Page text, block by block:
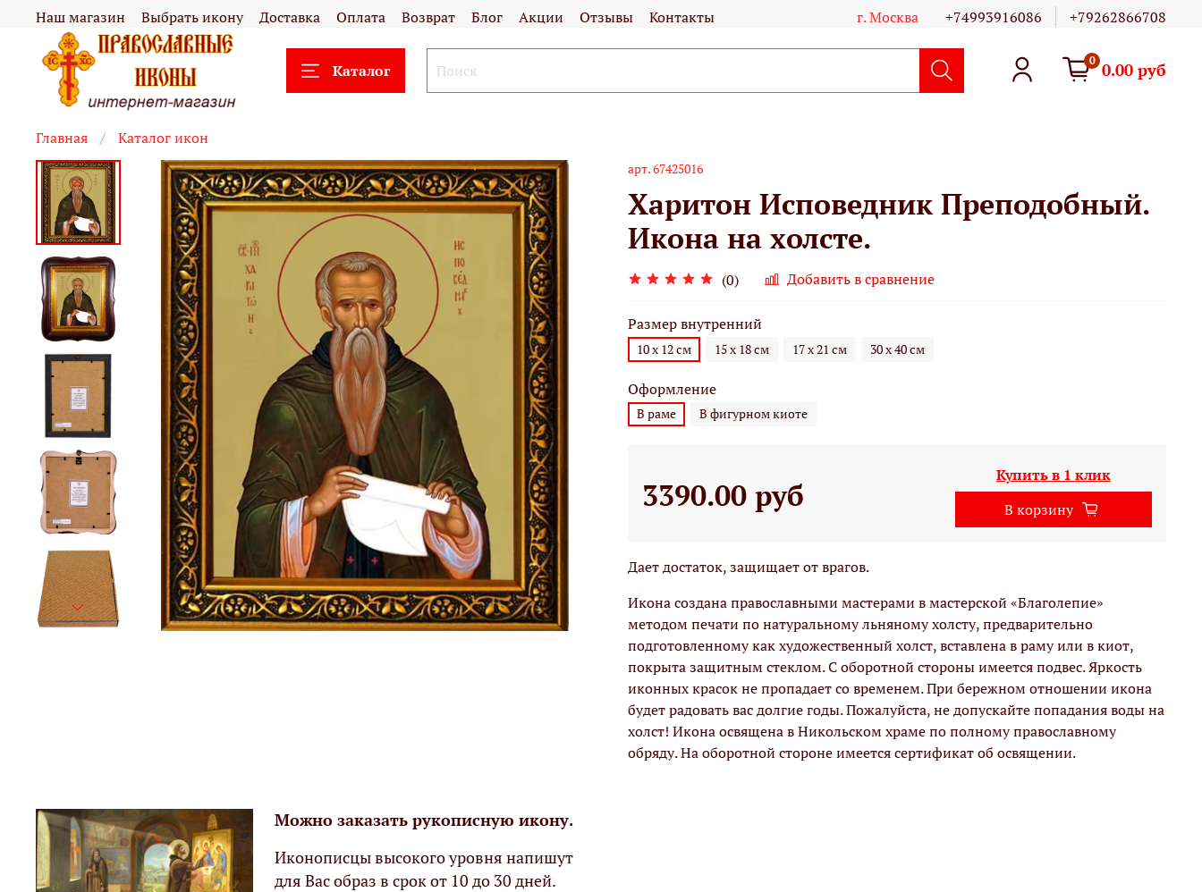
Наш магазин Выбрать икону Доставка Оплата Возврат Блог Акции Отзывы Контакты г. Москва +74993916086 +79262866708
Каталог
0 0.00 руб
Главная Каталог икон
арт.67425016
Харитон Исповедник Преподобный.
Икона на холсте.
(0) Добавить в сравнение
Размер внутренний
10 х 12 см 15 х 18 см 17 х 21 см 30 х 40 см
Оформление
В раме В фигурном киоте
3390.00 руб
Купить в 1 клик
В корзину
Дает достаток, защищает от врагов.
Икона создана православными мастерами в мастерской «Благолепие»
методом печати по натуральному льняному холсту, предварительно
подготовленному как художественный холст, вставлена в раму или в киот,
покрыта защитным стеклом. С оборотной стороны имеется подвес. Яркость
иконных красок не пропадает со временем. При бережном отношении икона
будет радовать вас долгие годы. Пожалуйста, не допускайте попадания воды на
холст! Икона освящена в Никольском храме по полному православному
обряду. На оборотной стороне имеется сертификат об освящении.
Можно заказать рукописную икону.
Иконописцы высокого уровня напишут
для Вас образ в срок от 10 до 30 дней.